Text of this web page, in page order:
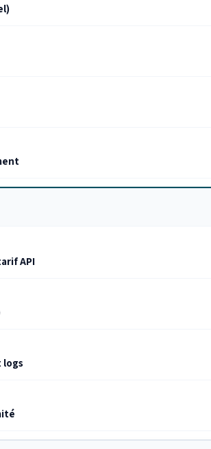
API
logs